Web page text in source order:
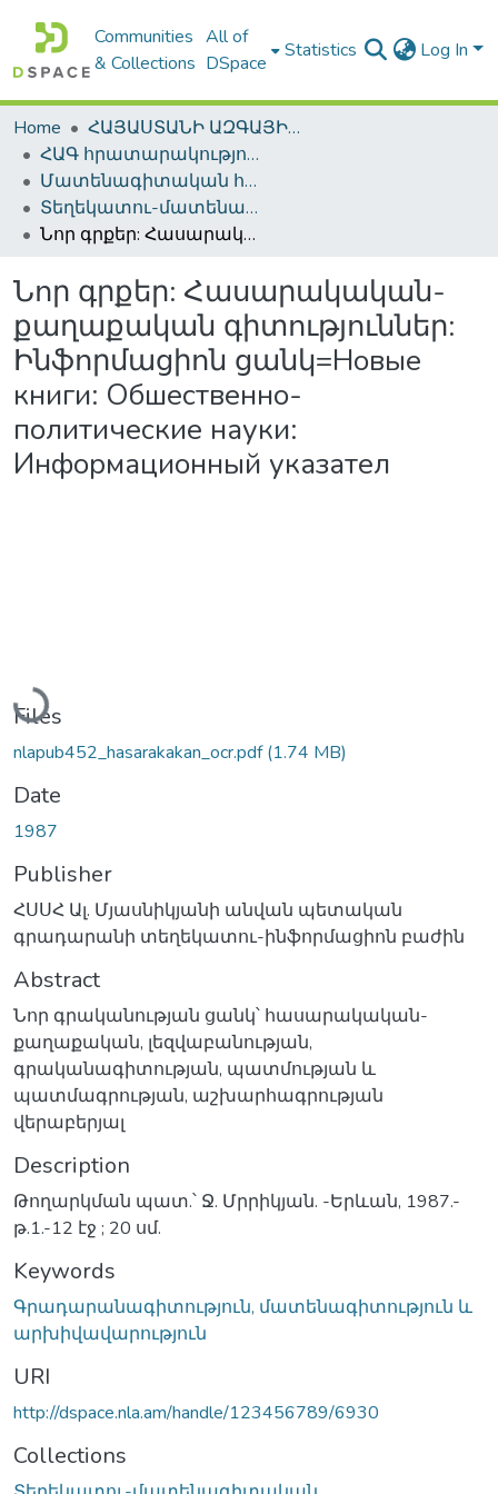
Communities
& Collections
All of
DSpace
Statistics Log In
Home
ՀԱՅԱՍՏԱՆԻ ԱԶԳԱՅԻՆ ԳՐԱԴԱՐԱՆԻ ԹՎԱՅԻՆ ՊԱՀՈՑ / DIGITAL REPOSITORY OF NLA
ՀԱԳ հրատարակություններ / NLA Publications
Մատենագիտական հրատարակություններ / Bibliographic publications
Տեղեկատու-մատենագիտական հրատարակություններ / Reference-Bibliographic Publications
Նոր գրքեր: Հասարակական-քաղաքական գիտություններ: Ինֆորմացիոն ցանկ=Новые книги: Обшественно-политические науки: Информационный указател
Նոր գրքեր: Հասարակական-
քաղաքական գիտություններ:
Ինֆորմացիոն ցանկ=Новые
книги: Обшественно-
политические науки:
Информационный указател
Loading...
Files
nlapub452_hasarakakan_ocr.pdf(1.74 MB)
Date
1987
Publisher
ՀՍՍՀ Ալ. Մյասնիկյանի անվան պետական
գրադարանի տեղեկատու-ինֆորմացիոն բաժին
Abstract
Նոր գրականության ցանկ՝ հասարակական-
քաղաքական, լեզվաբանության,
գրականագիտության, պատմության և
պատմագրության, աշխարհագրության
վերաբերյալ
Description
Թողարկման պատ.՝ Ջ. Մրրիկյան. -Երևան, 1987.-
թ.1.-12 էջ ; 20 սմ.
Keywords
Գրադարանագիտություն, մատենագիտություն և
արխիվավարություն
URI
http://dspace.nla.am/handle/123456789/6930
Collections